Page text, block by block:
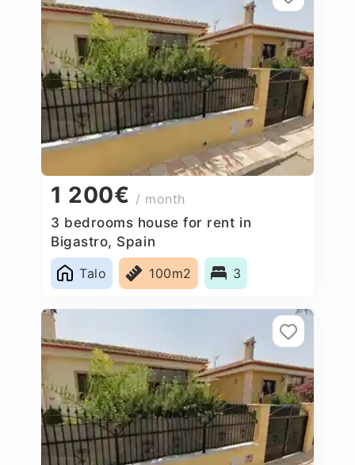
1 200€ / month
3 bedrooms house for rent in
Bigastro, Spain
Talo
100m2 3